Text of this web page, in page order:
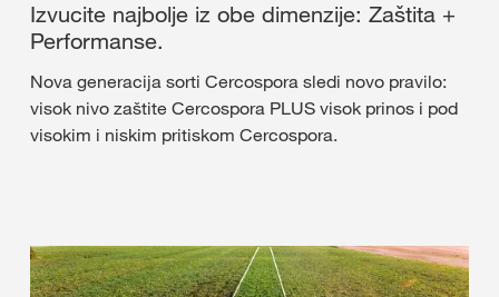
Izvucite najbolje iz obe dimenzije: Zaštita +
Performanse.
Nova generacija sorti Cercospora sledi novo pravilo:
visok nivo zaštite Cercospora PLUS visok prinos i pod
visokim i niskim pritiskom Cercospora.